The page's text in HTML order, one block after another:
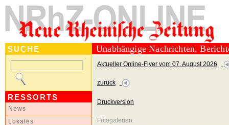
SUCHE
RESSORTS
News
Lokales
Unabhängige Nachrichten,
Aktueller Online-Flyer vom 07. August 2026
zurück
Druckversion
Fotogalerien